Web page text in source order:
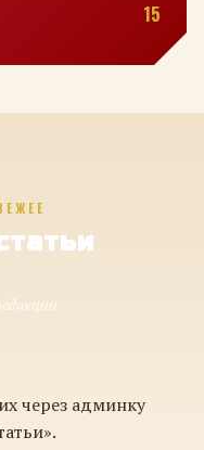
15
через админку